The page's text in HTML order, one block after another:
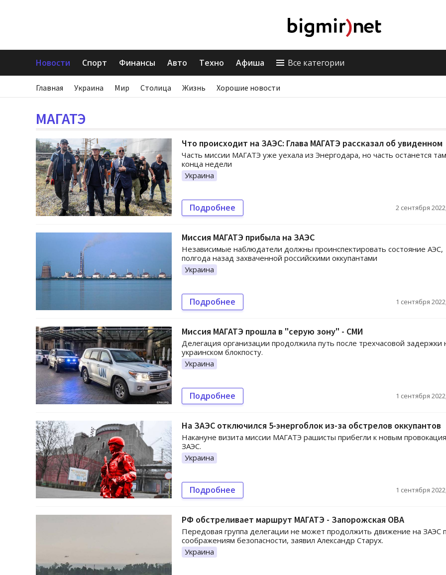
Новости Спорт Финансы Авто Техно Афиша Все категории
Главная Украина Мир Столица Жизнь Хорошие новости
МАГАТЭ
Что происходит на ЗАЭС: Глава МАГАТЭ рассказал об увиденном
Часть миссии МАГАТЭ уже уехала из Энергодара, но часть останется
конца недели
Украина
Подробнее 2 сентября
Миссия МАГАТЭ прибыла на ЗАЭС
Независимые наблюдатели должны проинспектировать состояние АЭС,
полгода назад захваченной российскими оккупантами
Украина
Подробнее 1 сентября
Миссия МАГАТЭ прошла в "серую зону" - СМИ
Делегация организации продолжила путь после трехчасовой задержки
украинском блокпосту.
Украина
Подробнее 1 сентября
На ЗАЭС отключился 5-энергоблок из-за обстрелов оккупантов
Накануне визита миссии МАГАТЭ рашисты прибегли к новым
ЗАЭС.
Украина
Подробнее 1 сентября
РФ обстреливает маршрут МАГАТЭ - Запорожская ОВА
Передовая группа делегации не может продолжить движение на ЗАЭС
соображениям безопасности, заявил Александр Старух.
Украина